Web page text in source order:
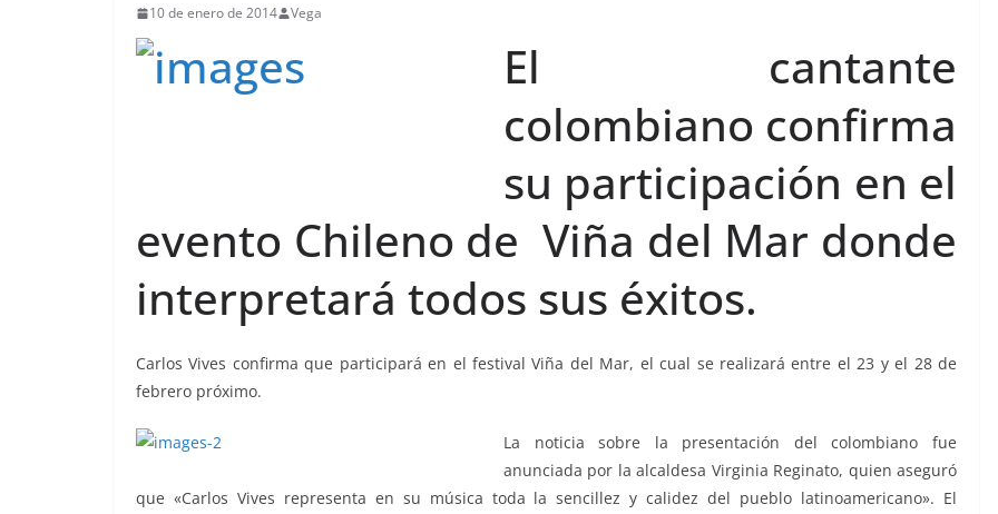
10 de enero de 2014 Vega
El cantante
colombiano confirma
su participación en el
evento Chileno de Viña del Mar donde
interpretará todos sus éxitos.
Carlos Vives confirma que participará en el festival Viña del Mar, el cual se realizará entre el 23 y el 28 de
febrero próximo.
La noticia sobre la presentación del colombiano fue
anunciada por la alcaldesa Virginia Reginato, quien aseguró
que «Carlos Vives representa en su música toda la sencillez y calidez del pueblo latinoamericano». El